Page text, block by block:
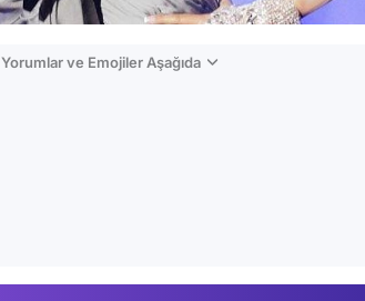
Yorumlar ve Emojiler Aşağıda